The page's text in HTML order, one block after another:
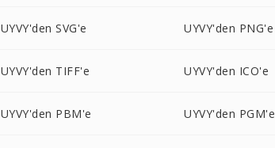
UYVY'den SVG'e UYVY'den PNG'e
UYVY'den TIFF'e UYVY'den ICO'e
UYVY'den PBM'e UYVY'den PGM'e